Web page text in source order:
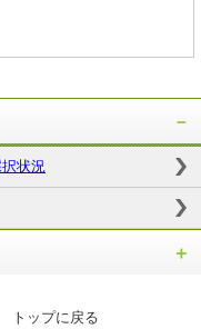
状況
トップに戻る